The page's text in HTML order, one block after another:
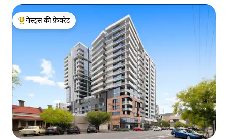
गेस्ट्स का टॉप फ़ेवरेट
गेस्ट्स की फ़ेवरेट